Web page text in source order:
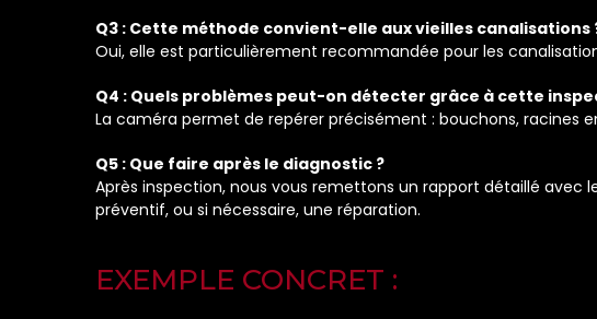
Q3 : Cette méthode convient-elle aux vieilles canalisations
Oui, elle est particulièrement recommandée pour les
Q4 : Quels problèmes peut-on détecter grâce à cette
La caméra permet de repérer précisément : bouchons, racines
Q5 : Que faire après le diagnostic ?
Après inspection, nous vous remettons un rapport détaillé avec
préventif, ou si nécessaire, une réparation.
EXEMPLE CONCRET :